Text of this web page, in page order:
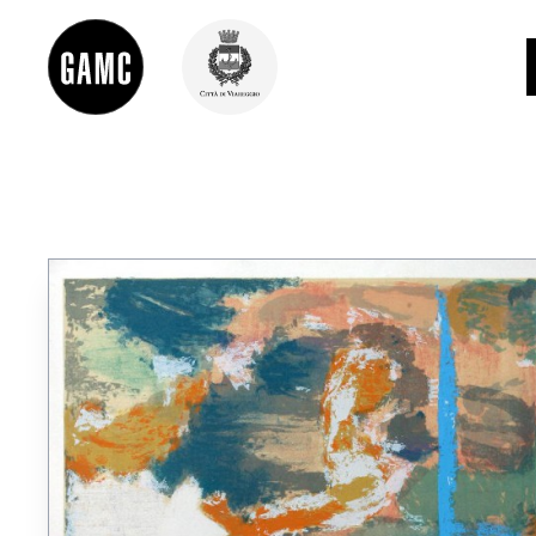
DIDATTICA
SHOP
LE COLLEZIONI
GLI AUTORI
LORENZO VIANI
MOSTRE
EVENTI
PALAZZO DELLE MUSE